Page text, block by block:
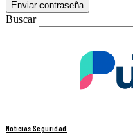
Buscar
Noticias Seguridad